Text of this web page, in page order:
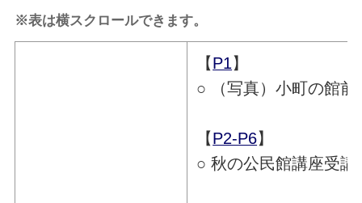
※表は横スクロールできます。
【P1】
○ （写真）小町の館
【P2-P6】
○ 秋の公民館講座受講